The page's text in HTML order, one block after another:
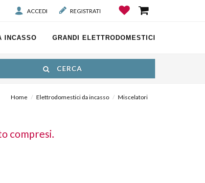
ACCEDI REGISTRATI
INCASSO GRANDI ELETTRODOMESTICI
CERCA
Home Elettrodomestici da incasso Miscelatori
compresi.